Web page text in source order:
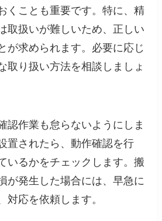
くことも重要です。特に、精
取扱いが難しいため、正しい
が求められます。必要に応じ
取り扱い方法を相談しましょ
認作業も怠らないようにしま
置されたら、動作確認を行
いるかをチェックします。搬
が発生した場合には、早急に
対応を依頼します。